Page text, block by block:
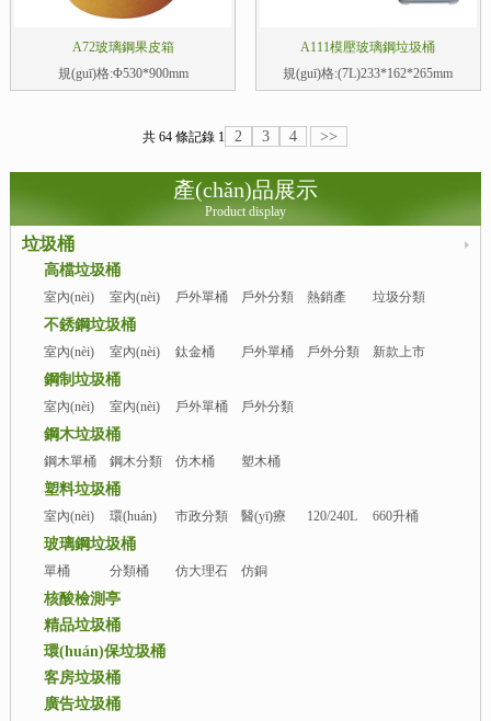
產(chǎn)品展示
Product display
垃圾桶
高檔垃圾桶
室內(nèi)
單桶
室內(nèi)
分類
戶外單桶 戶外分類
熱銷產
垃圾分類
不銹鋼垃圾桶
室內(nèi)
單桶
室內(nèi)
分類桶
鈦金桶 戶外單桶
戶外分類
新款上市
鋼制垃圾桶
室內(nèi)
單桶
室內(nèi)
分類桶
戶外單桶
戶外分類
鋼木垃圾桶
鋼木單桶
鋼木分類
桶
仿木桶 塑木桶
塑料垃圾桶
室內(nèi)
塑料桶
環(huán)
衛(wèi)塑
料桶
市政分類
醫(yī)療
120/240L 660升桶
玻璃鋼垃圾桶
單桶 分類桶
仿大理石
仿銅
核酸檢測亭
精品垃圾桶
環(huán)保垃圾桶
客房垃圾桶
廣告垃圾桶
A72玻璃鋼果皮箱
規(guī)格:Φ530*900mm
A111模壓玻璃鋼垃圾桶
規(guī)格:(7L)233*162*265mm
共 64 條記錄 1 2 3 4 >>